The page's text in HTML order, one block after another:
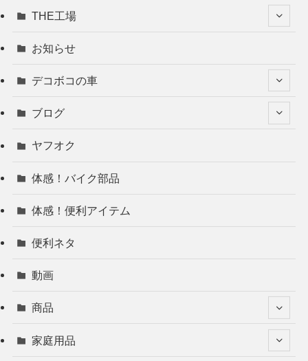
THE工場
お知らせ
デコボコの車
ブログ
ヤフオク
体感！バイク部品
体感！便利アイテム
便利ネタ
動画
商品
家庭用品